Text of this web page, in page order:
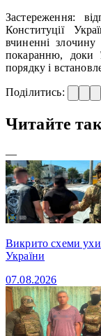
Застереження:
Конституції
вчиненні
покаранню, доки
порядку і
Поділитись:
Читайте
—
Викрито схеми
України
07.08.2026